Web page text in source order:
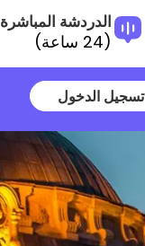
الدردشة المباشرة
(24 ساعة)
تسجيل الدخول